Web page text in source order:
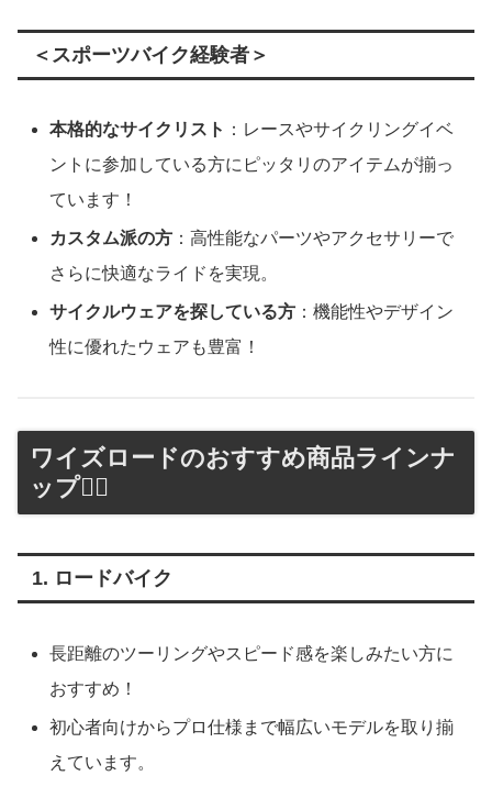
＜スポーツバイク経験者＞
本格的なサイクリスト ：レースやサイクリングイベ
ントに参加している方にピッタリのアイテムが揃っ
ています！
カスタム派の方 ：高性能なパーツやアクセサリーで
さらに快適なライドを実現。
サイクルウェアを探している方 ：機能性やデザイン
性に優れたウェアも豊富！
ワイズロードのおすすめ商品ラインナ
ップ🚴‍♂️
1. ロードバイク
長距離のツーリングやスピード感を楽しみたい方に
おすすめ！
初心者向けからプロ仕様まで幅広いモデルを取り揃
えています。